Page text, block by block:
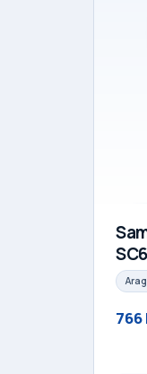
766